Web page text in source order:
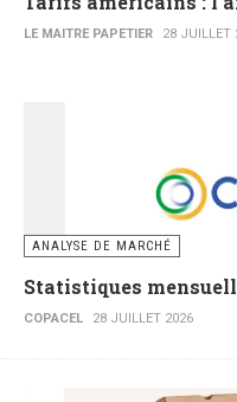
LE MAITRE PAPETIER 28 JUILLET
ANALYSE DE MARCHÉ
Statistiques
COPACEL 28 JUILLET 2026